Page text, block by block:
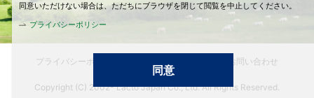
同意いただけない場合は、ただちにブラウザを閉じて閲覧を中止してください。
プライバシーポリシー
同意
プライバシーポリシー お問い合わせ
Copyright (C) 2002- Lacto Japan Co., Ltd. All Rights Reserved.